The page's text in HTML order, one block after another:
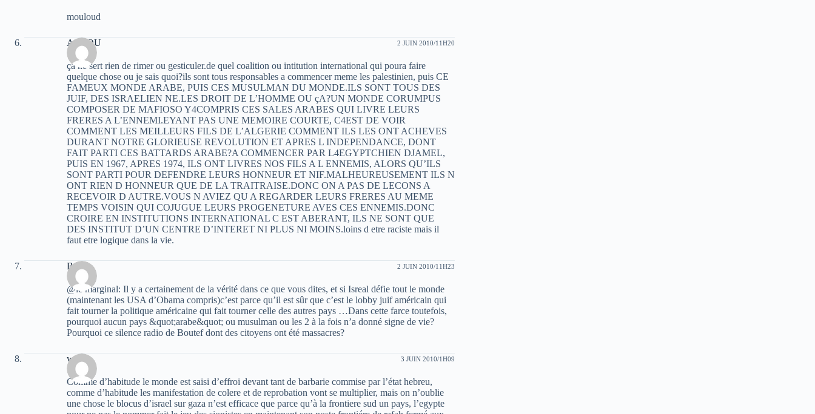
mouloud
AZROU 2 JUIN 2010/11H20
ça ne sert rien de rimer ou gesticuler.de quel coalition ou intitution international qui poura faire
quelque chose ou je sais quoi?ils sont tous responsables a commencer meme les palestinien, puis CE
FAMEUX MONDE ARABE, PUIS CES MUSULMAN DU MONDE.ILS SONT TOUS DES
JUIF, DES ISRAELIEN NE.LES DROIT DE L’HOMME OU çA?UN MONDE CORUMPUS
COMPOSER DE MAFIOSO Y4COMPRIS CES SALES ARABES QUI LIVRE LEURS
FRERES A L’ENNEMI.EYANT PAS UNE MEMOIRE COURTE, C4EST DE VOIR
COMMENT LES MEILLEURS FILS DE L’ALGERIE COMMENT ILS LES ONT ACHEVES
DURANT NOTRE GLORIEUSE REVOLUTION ET APRES L INDEPENDANCE, DONT
FAIT PARTI CES BATTARDS ARABE?A COMMENCER PAR L4EGYPTCHIEN DJAMEL,
PUIS EN 1967, APRES 1974, ILS ONT LIVRES NOS FILS A L ENNEMIS, ALORS QU’ILS
SONT PARTI POUR DEFENDRE LEURS HONNEUR ET NIF.MALHEUREUSEMENT ILS N
ONT RIEN D HONNEUR QUE DE LA TRAITRAISE.DONC ON A PAS DE LECONS A
RECEVOIR D AUTRE.VOUS N AVIEZ QU A REGARDER LEURS FRERES AU MEME
TEMPS VOISIN QUI COJUGUE LEURS PROGENETURE AVES CES ENNEMIS.DONC
CROIRE EN INSTITUTIONS INTERNATIONAL C EST ABERANT, ILS NE SONT QUE
DES INSTITUT D’UN CENTRE D’INTERET NI PLUS NI MOINS.loins d etre raciste mais il
faut etre logique dans la vie.
Bul 2 JUIN 2010/11H23
@le marginal: Il y a certainement de la vérité dans ce que vous dites, et si Isreal défie tout le monde
(maintenant les USA d’Obama compris)c’est parce qu’il est sûr que c’est le lobby juif américain qui
fait tourner la politique américaine qui fait tourner celle des autres pays …Dans cette farce toutefois,
pourquoi aucun pays &quot;arabe&quot; ou musulman ou les 2 à la fois n’a donné signe de vie?
Pourquoi ce silence radio de Boutef dont des citoyens ont été massacres?
wahib 3 JUIN 2010/1H09
Comme d’habitude le monde est saisi d’effroi devant tant de barbarie commise par l’état hebreu,
comme d’habitude les manifestation de colere et de reprobation vont se multiplier, mais on n’oublie
une chose le blocus d’israel sur gaza n’est efficace que parce qu’à la frontiere sud un pays, l’egypte